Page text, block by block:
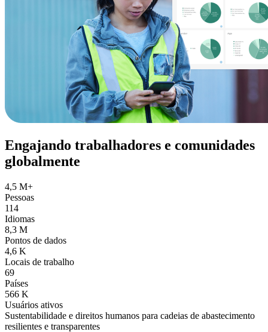
Engajando trabalhadores e comunidades
globalmente
4,5 M+
Pessoas
114
Idiomas
8,3 M
Pontos de dados
4,6 K
Locais de trabalho
69
Países
566 K
Usuários ativos
Sustentabilidade e direitos humanos para cadeias de abastecimento
resilientes e transparentes